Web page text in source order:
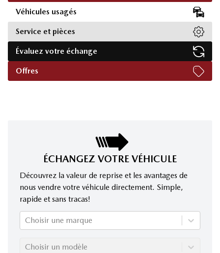
Véhicules usagés
Service et pièces
Évaluez votre échange
Offres
ÉCHANGEZ VOTRE VÉHICULE
Découvrez la valeur de reprise et les avantages de
nous vendre votre véhicule directement. Simple,
rapide et sans tracas!
Choisir une marque
Choisir un modèle